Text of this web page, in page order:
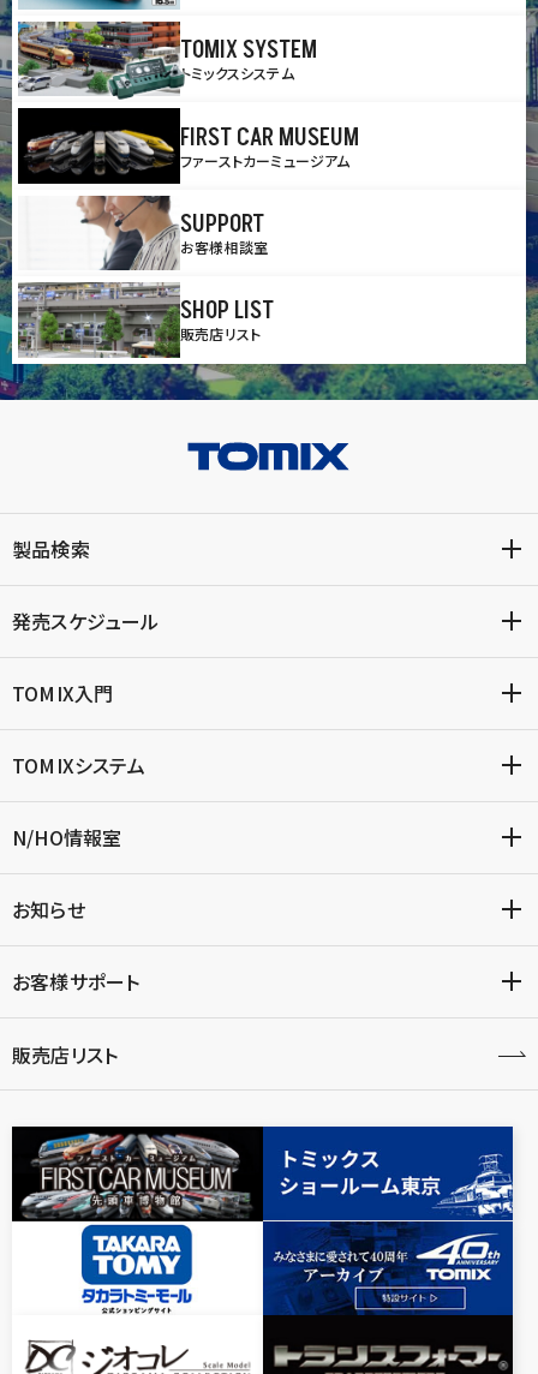
TOMIX SYSTEM
トミックスシステム
FIRST CAR MUSEUM
ファーストカーミュージアム
SUPPORT
お客様相談室
SHOP LIST
販売店リスト
製品検索
発売スケジュール
TOMIX入門
TOMIXシステム
N/HO情報室
お知らせ
お客様サポート
販売店リスト